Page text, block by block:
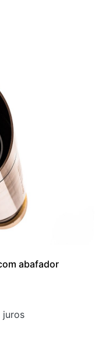
abafador
juros